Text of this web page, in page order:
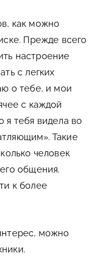
как можно
Прежде всего
настроение
с легких
о тебе, и мои
с каждой
я тебя видела во
Такие
человек
общения.
к более
можно